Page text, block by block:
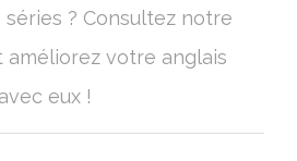
? Consultez notre
améliorez votre anglais
avec eux !